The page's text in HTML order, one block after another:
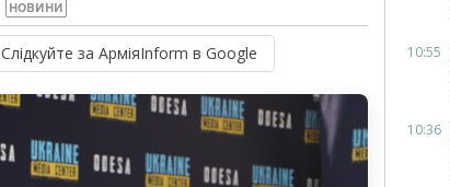
НОВИНИ
Слідкуйте за АрміяInform в Google 10:55
10:36